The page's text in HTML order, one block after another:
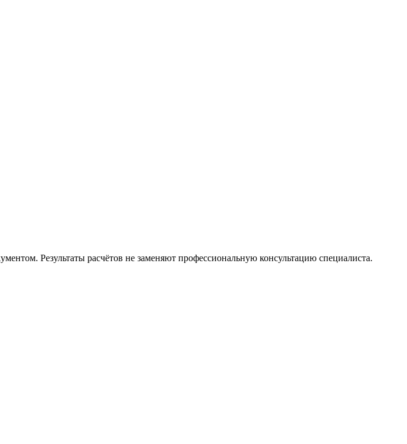
Результаты расчётов не заменяют профессиональную консультацию специалиста.